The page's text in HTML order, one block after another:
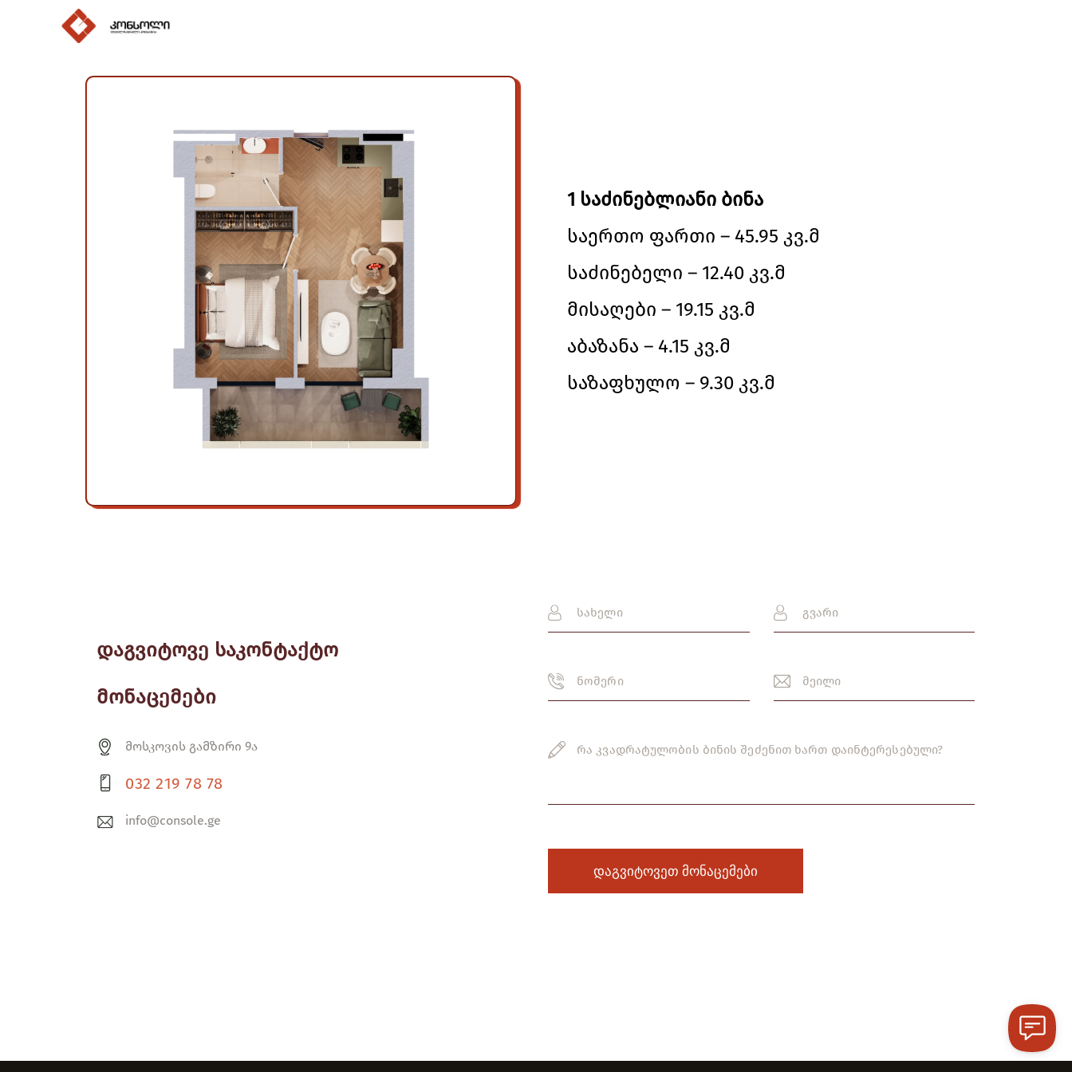
1 საძინებლიანი ბინა
საერთო ფართი – 45.95 კვ.მ
საძინებელი – 12.40 კვ.მ
მისაღები – 19.15 კვ.მ
აბაზანა – 4.15 კვ.მ
საზაფხულო – 9.30 კვ.მ
დაგვიტოვე საკონტაქტო
მონაცემები
მოსკოვის გამზირი 9ა
032 219 78 78
info@console.ge